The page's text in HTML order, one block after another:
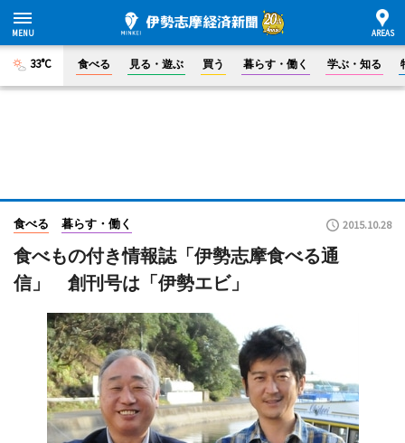
33°C 食べる 見る・遊ぶ 買う 暮らす・働く 学ぶ・知る
食べる 暮らす・働く 2015.10.28
食べもの付き情報誌「伊勢志摩食べる通
信」 創刊号は「伊勢エビ」